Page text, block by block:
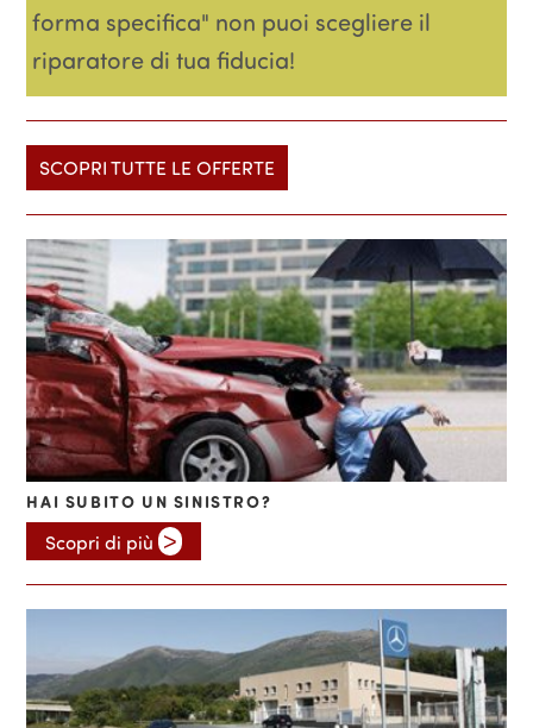
forma specifica" non puoi scegliere il
riparatore di tua fiducia!
SCOPRI TUTTE LE OFFERTE
HAI SUBITO UN SINISTRO?
Scopri di più >